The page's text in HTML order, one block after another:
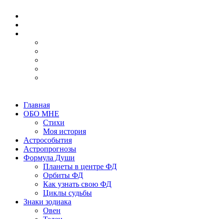
Главная
ОБО МНЕ
Стихи
Моя история
Астрособытия
Астропрогнозы
Формула Души
Планеты в центре ФД
Орбиты ФД
Как узнать свою ФД
Циклы судьбы
Знаки зодиака
Овен